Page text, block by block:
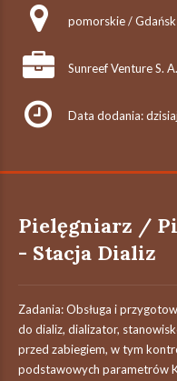
pomorskie / Gdańsk
Sunreef Venture S. A.
Data dodania:
Pielęgniarz /
- Stacja Dializ
Zadania: Obsługa i
do dializ, dializator,
przed zabiegiem, w tym
podstawowych parametrów